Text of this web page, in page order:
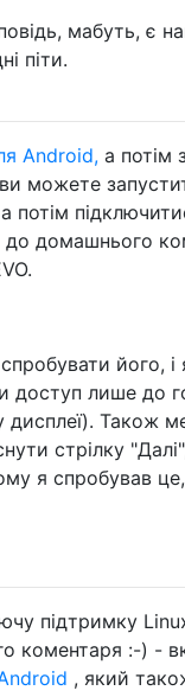
мабуть,
піти.
Android, а потім
можете
потім
до домашнього
його,
доступ лише до
Також
стрілку
я спробував
підтримку
коментаря :-) -
, який